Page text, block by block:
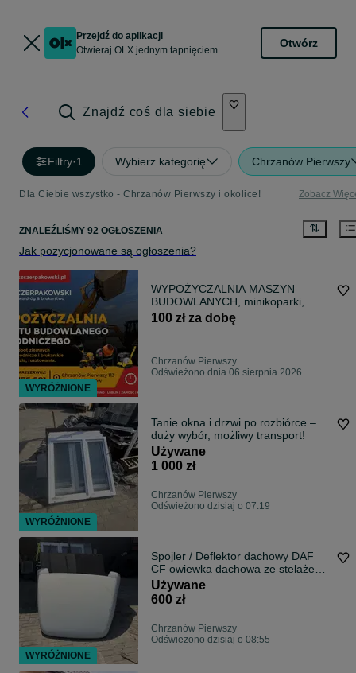
Przejdź do aplikacji
Otwieraj OLX jednym tapnięciem
Otwórz
Znajdź coś dla siebie
Filtry·1 Wybierz kategorię Chrzanów Pierwszy
Dla Ciebie wszystko - Chrzanów Pierwszy i okolice! Zobacz
ZNALEŹLIŚMY 92 OGŁOSZENIA
Jak pozycjonowane są ogłoszenia?
WYPOŻYCZALNIA MASZYN
BUDOWLANYCH, minikoparki,
walce, wozidła, ładowarki,
narzedzia i elektronarzedzia
100 zł za dobę
Chrzanów Pierwszy
Odświeżono dnia 06 sierpnia 2026
Tanie okna i drzwi po rozbiórce –
duży wybór, możliwy transport!
Używane
1 000 zł
Chrzanów Pierwszy
Odświeżono dzisiaj o 07:19
Spojler / Deflektor dachowy DAF
CF owiewka dachowa ze stelażem
regulowanym
Używane
600 zł
Chrzanów Pierwszy
Odświeżono dzisiaj o 08:55
WYRÓŻNIONE
WYRÓŻNIONE
WYRÓŻNIONE